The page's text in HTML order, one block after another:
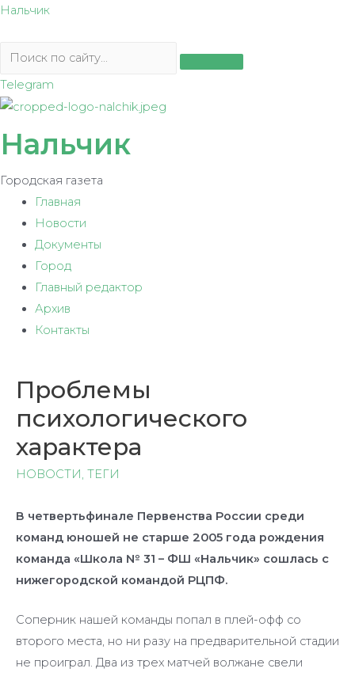
Перейти
содержимому
Нальчик
Telegram
Нальчик
Городская газета
Главная
Новости
Документы
Город
Главный редактор
Архив
Контакты
Проблемы
психологического
характера
НОВОСТИ, ТЕГИ
В четвертьфинале Первенства России среди
команд юношей не старше 2005 года рождения
команда «Школа № 31 – ФШ «Нальчик» сошлась с
нижегородской командой РЦПФ.
Соперник нашей команды попал в плей-офф со
второго места, но ни разу на предварительной стадии
не проиграл. Два из трех матчей волжане свели